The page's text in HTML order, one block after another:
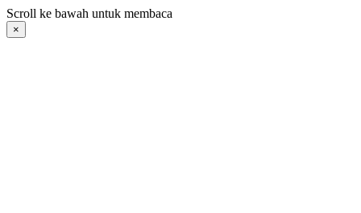
Langsung
ke
konten
Scroll ke bawah untuk membaca
×